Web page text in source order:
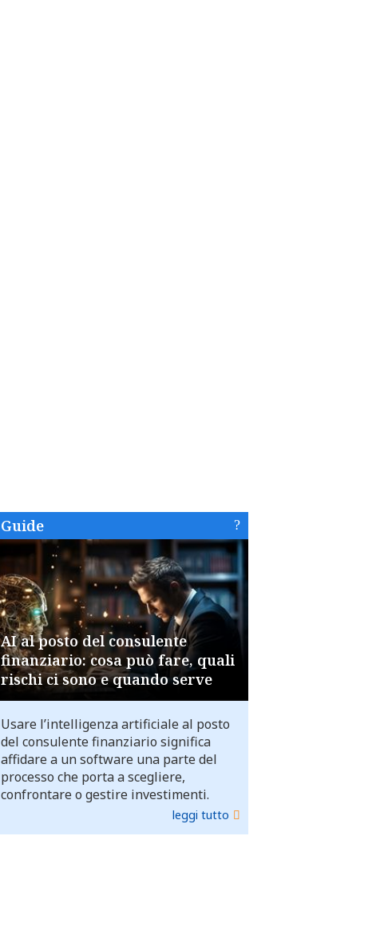
Guide
AI al posto del consulente
finanziario: cosa può fare, quali
rischi ci sono e quando serve
Usare l’intelligenza artificiale al posto
del consulente finanziario significa
affidare a un software una parte del
processo che porta a scegliere,
confrontare o gestire investimenti.
leggi tutto